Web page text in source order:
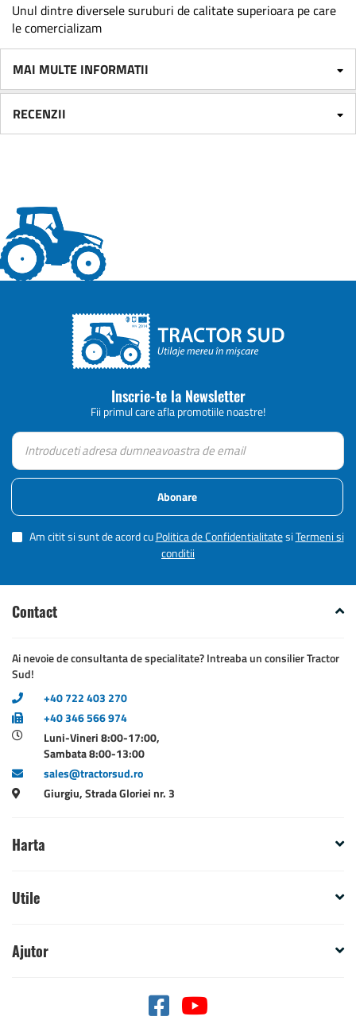
Unul dintre diversele suruburi de calitate superioara pe care
le comercializam
MAI MULTE INFORMATII
RECENZII
Inscrie-te la Newsletter
Fii primul care afla promotiile noastre!
Abonare
Am citit si sunt de acord cuPolitica de ConfidentialitatesiTermeni si
conditii
Contact
Ai nevoie de consultanta de specialitate? Intreaba un consilier Tractor
Sud!
+40 722 403 270
+40 346 566 974
Luni-Vineri 8:00-17:00,
Sambata 8:00-13:00
sales@tractorsud.ro
Giurgiu, Strada Gloriei nr. 3
Harta
Utile
Ajutor